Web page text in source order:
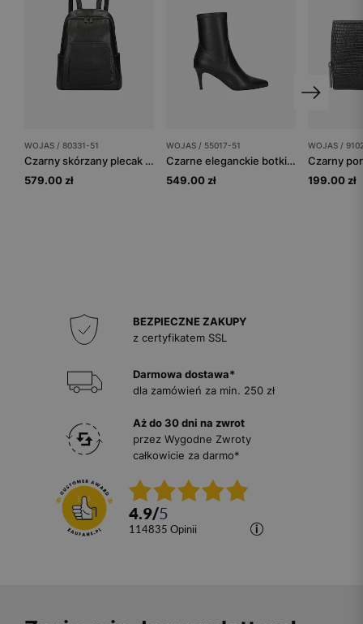
WOJAS / 80331-51
Czarny skórzany plecak damski ze srebrnymi zamkami
579.00 zł
WOJAS / 55017-51
Czarne eleganckie botki na szpilce
549.00 zł
WOJAS /
199.00 zł
BEZPIECZNE ZAKUPY
z certyfikatem SSL
Darmowa dostawa*
dla zamówień za min. 250 zł
Aż do 30 dni na zwrot
przez Wygodne Zwroty
całkowicie za darmo*
4.9/5
114835 opinii